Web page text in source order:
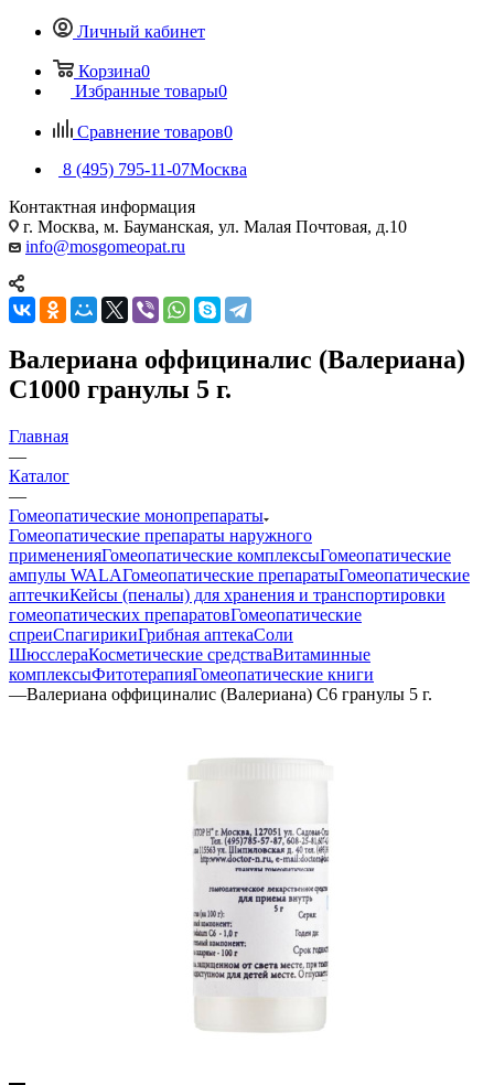
Личный кабинет
Корзина0
Избранные товары0
Сравнение товаров0
8 (495) 795-11-07Москва
Контактная информация
г. Москва, м. Бауманская, ул. Малая Почтовая, д.10
info@mosgomeopat.ru
Валериана оффициналис (Валериана)
С1000 гранулы 5 г.
Главная
—
Каталог
—
Гомеопатические монопрепараты
Гомеопатические препараты наружного
примененияГомеопатические комплексыГомеопатические
ампулы WALAГомеопатические препаратыГомеопатические
аптечкиКейсы (пеналы) для хранения и транспортировки
гомеопатических препаратовГомеопатические
спреиСпагирикиГрибная аптекаСоли
ШюсслераКосметические средстваВитаминные
комплексыФитотерапияГомеопатические книги
—Валериана оффициналис (Валериана) С6 гранулы 5 г.